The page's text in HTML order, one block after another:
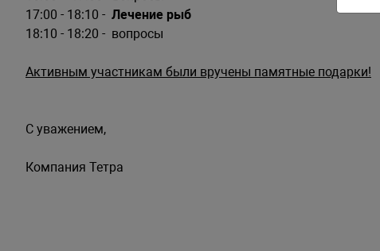
17:00 - 18:10 - Лечение рыб
18:10 - 18:20 - вопросы
Активным участникам были вручены памятные подарки!
С уважением,
Компания Тетра